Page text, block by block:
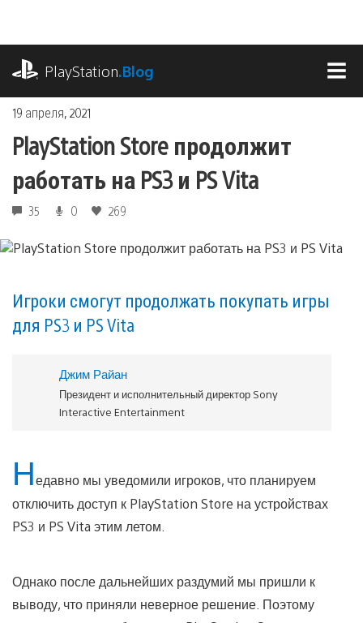
содержимому
PlayStation.Blog
19 апреля, 2021
PlayStation Store продолжит
работать на PS3 и PS Vita
35 0 269
Игроки смогут продолжать покупать игры
для PS3 и PS Vita
Джим Райан
Президент и исполнительный директор Sony
Interactive Entertainment
Недавно мы уведомили игроков, что планируем
отключить доступ к PlayStation Store на устройствах
PS3 и PS Vita этим летом.
Однако после дальнейших раздумий мы пришли к
выводу, что приняли неверное решение. Поэтому